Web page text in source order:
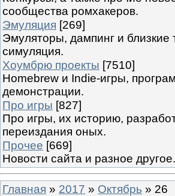
сообщества ромхакеров.
Эмуляция [269]
Эмуляторы, дампинг и близкие
симуляция.
Хоумбрю проекты [7510]
Homebrew и Indie-игры,
демонстрации.
Про игры [827]
Про игры, их историю,
переиздания оных.
Прочее [669]
Новости сайта и разное другое.
Главная » 2017 » Октябрь » 26